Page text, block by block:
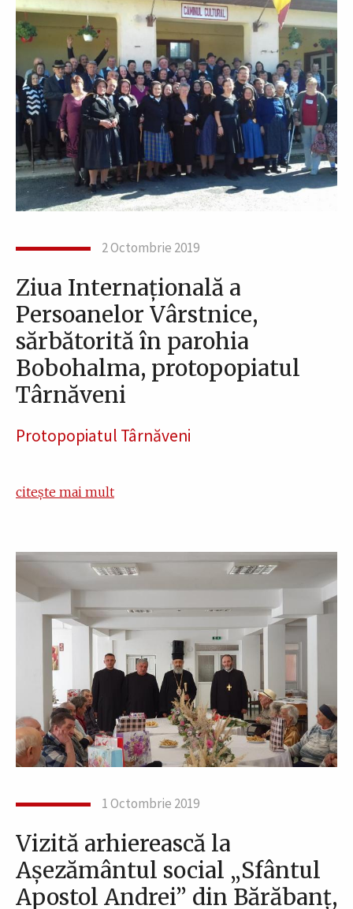
2 Octombrie 2019
Ziua Internațională a
Persoanelor Vârstnice,
sărbătorită în parohia
Bobohalma, protopopiatul
Târnăveni
Protopopiatul Târnăveni
citește mai mult
1 Octombrie 2019
Vizită arhierească la
Aşezământul social „Sfântul
Apostol Andrei” din Bărăbanț,